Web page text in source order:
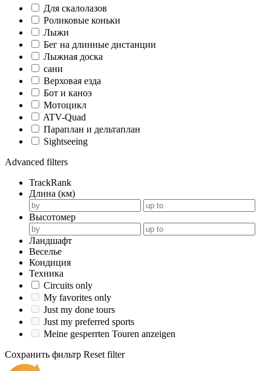
Для скалолазов
Роликовые коньки
Лыжи
Бег на длинные дистанции
Лыжная доска
сани
Верховая езда
Бот и каноэ
Мотоцикл
ATV-Quad
Параплан и дельтаплан
Sightseeing
Advanced filters
TrackRank
Длина (км)
Высотомер
Ландшафт
Веселье
Кондиция
Техника
Circuits only
My favorites only
Just my done tours
Just my preferred sports
Meine gesperrten Touren anzeigen
Сохранить фильтр Reset filter